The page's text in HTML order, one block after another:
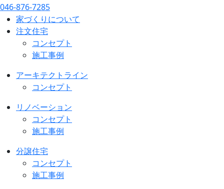
046-876-7285
家づくりについて
注文住宅
コンセプト
施工事例
アーキテクトライン
コンセプト
リノベーション
コンセプト
施工事例
分譲住宅
コンセプト
施工事例